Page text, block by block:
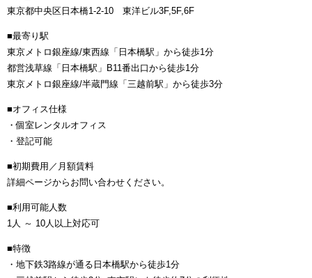
東京都中央区日本橋1-2-10 東洋ビル3F,5F,6F
■最寄り駅
東京メトロ銀座線/東西線「日本橋駅」から徒歩1分
都営浅草線「日本橋駅」B11番出口から徒歩1分
東京メトロ銀座線/半蔵門線「三越前駅」から徒歩3分
■オフィス仕様
・個室レンタルオフィス
・登記可能
■初期費用／月額賃料
詳細ページからお問い合わせください。
■利用可能人数
1人 ～ 10人以上対応可
■特徴
・地下鉄3路線が通る日本橋駅から徒歩1分